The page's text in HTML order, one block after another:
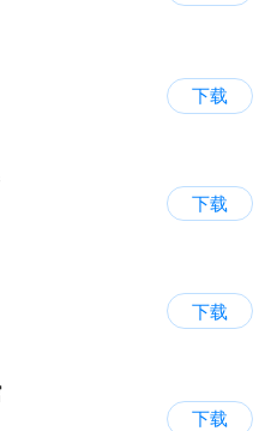
下载
下载
下载
下载